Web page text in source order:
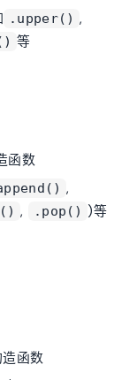
.upper() ,
等
函数
,
, .pop() )等
函数